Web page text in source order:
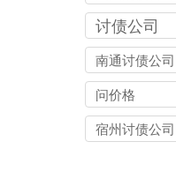
起诉
讨债公司
南通讨债公司
问价格
宿州讨债公司